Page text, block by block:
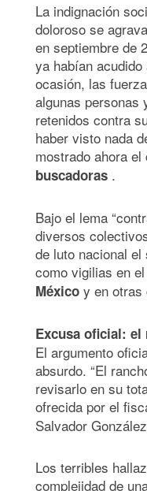
La indignación
doloroso se
en septiembre de
ya habían
ocasión, las
algunas personas
retenidos contra
haber visto nada
mostrado ahora
buscadoras .
Bajo el lema
diversos
de luto nacional
como vigilias en el
México y en otras
Excusa oficial: el
El argumento
absurdo. “El
revisarlo en su
ofrecida por el
Salvador
Los terribles
complejidad de